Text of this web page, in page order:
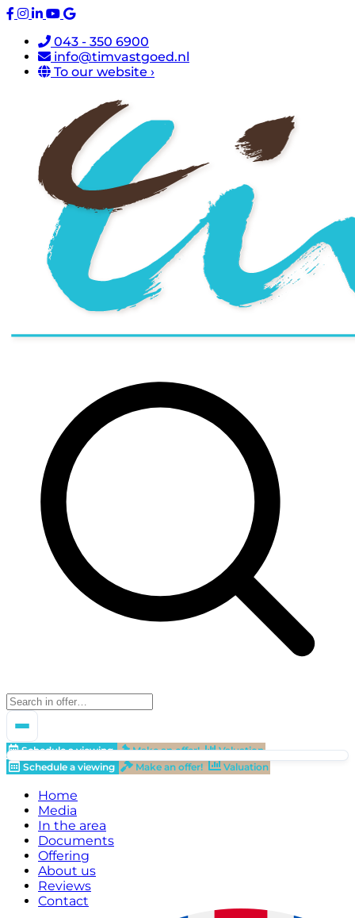
043 - 350 6900
info@timvastgoed.nl
To our website ›
Schedule a viewing Make an offer!
Valuation
Schedule a viewing
Make an offer! Valuation
Home
Media
In the area
Documents
Offering
About us
Reviews
Contact